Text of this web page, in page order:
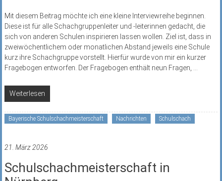
Mit diesem Beitrag möchte ich eine kleine Interviewreihe beginnen.
Diese ist für alle Schachgruppenleiter und -leiterinnen gedacht, die
sich von anderen Schulen inspirieren lassen wollen. Ziel ist, dass in
zweiwöchentlichem oder monatlichen Abstand jeweils eine Schule
kurz ihre Schachgruppe vorstellt. Hierfür wurde von mir ein kurzer
Fragebogen entworfen. Der Fragebogen enthält neun Fragen,
Weiterlesen
Bayerische Schulschachmeisterschaft Nachrichten Schulschach
21. März 2026
Schulschachmeisterschaft in